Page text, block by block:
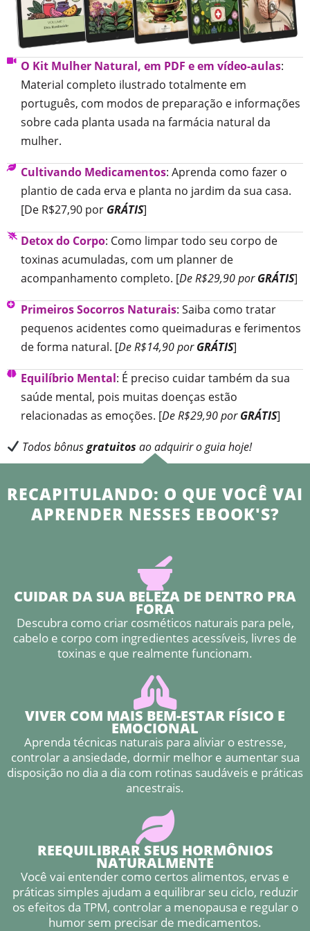
O Kit Mulher Natural, em PDF e em vídeo-aulas:
Material completo ilustrado totalmente em
português, com modos de preparação e informações
sobre cada planta usada na farmácia natural da
mulher.
Cultivando Medicamentos: Aprenda como fazer o
plantio de cada erva e planta no jardim da sua casa.
[De R$27,90 por GRÁTIS]
Detox do Corpo: Como limpar todo seu corpo de
toxinas acumuladas, com um planner de
acompanhamento completo. [De R$29,90 porGRÁTIS]
Primeiros Socorros Naturais: Saiba como tratar
pequenos acidentes como queimaduras e ferimentos
de forma natural. [De R$14,90 porGRÁTIS]
Equilíbrio Mental: É preciso cuidar também da sua
saúde mental, pois muitas doenças estão
relacionadas as emoções. [De R$29,90 porGRÁTIS]
Todos bônusgratuitos ao adquirir o guia hoje!
RECAPITULANDO: O QUE VOCÊ VAI
APRENDER NESSES EBOOK'S?
CUIDAR DA SUA BELEZA DE DENTRO PRA
FORA
Descubra como criar cosméticos naturais para pele,
cabelo e corpo com ingredientes acessíveis, livres de
toxinas e que realmente funcionam.
VIVER COM MAIS BEM-ESTAR FÍSICO E
EMOCIONAL
Aprenda técnicas naturais para aliviar o estresse,
controlar a ansiedade, dormir melhor e aumentar sua
disposição no dia a dia com rotinas saudáveis e práticas
ancestrais.
REEQUILIBRAR SEUS HORMÔNIOS
NATURALMENTE
Você vai entender como certos alimentos, ervas e
práticas simples ajudam a equilibrar seu ciclo, reduzir
os efeitos da TPM, controlar a menopausa e regular o
humor sem precisar de medicamentos.